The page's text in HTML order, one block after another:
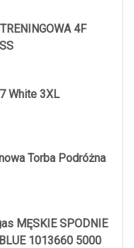
4F
White 3XL
Torba Podróżna
MĘSKIE SPODNIE
1013660 5000